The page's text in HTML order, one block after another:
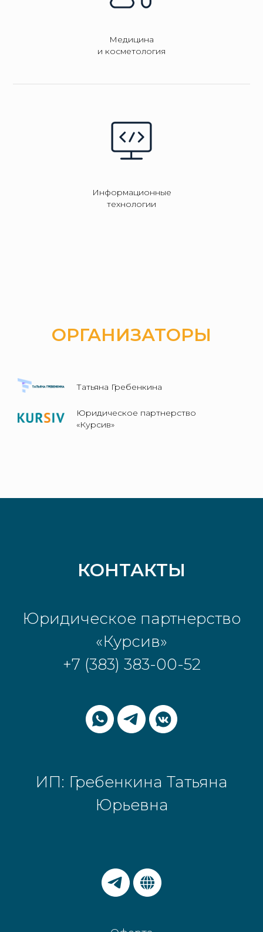
Медицина
и косметология
Информационные
технологии
ОРГАНИЗАТОРЫ
Татьяна Гребенкина
Юридическое партнерство
«Курсив»
КОНТАКТЫ
Юридическое партнерство
«Курсив»
+7 (383) 383-00-52
ИП: Гребенкина Татьяна
Юрьевна